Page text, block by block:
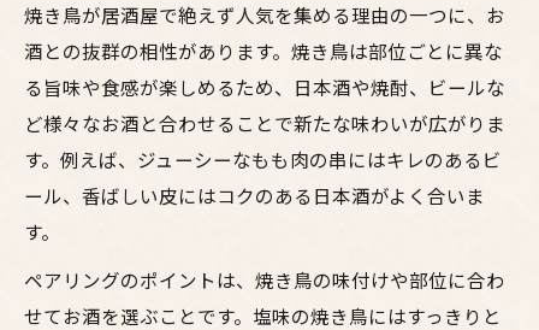
焼き鳥が居酒屋で絶えず人気を集める理由の一つに、お
酒との抜群の相性があります。焼き鳥は部位ごとに異な
る旨味や食感が楽しめるため、日本酒や焼酎、ビールな
ど様々なお酒と合わせることで新たな味わいが広がりま
す。例えば、ジューシーなもも肉の串にはキレのあるビ
ール、香ばしい皮にはコクのある日本酒がよく合いま
す。
ペアリングのポイントは、焼き鳥の味付けや部位に合わ
せてお酒を選ぶことです。塩味の焼き鳥にはすっきりと